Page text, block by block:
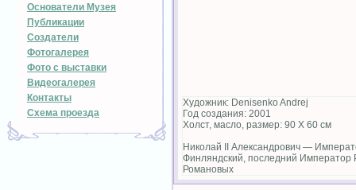
Основатели Музея
Публикации
Создатели
Фотогалерея
Фото с выставки
Видеогалерея
Контакты
Схема проезда
Художник: Denisenko Andrej
Год создания: 2001
Холст, масло, размер: 90 Х 60 см
Николай II Александрович —
Финляндский, последний Император
Романовых